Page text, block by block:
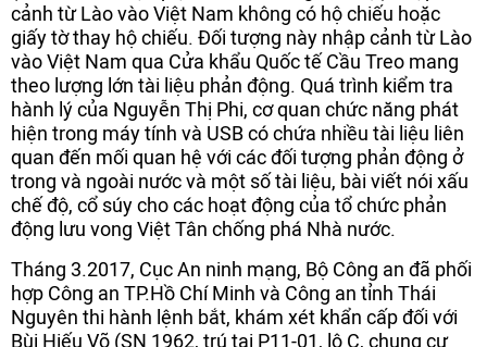
cảnh từ Lào vào Việt Nam không có hộ chiếu hoặc
giấy tờ thay hộ chiếu. Đối tượng này nhập cảnh từ Lào
vào Việt Nam qua Cửa khẩu Quốc tế Cầu Treo mang
theo lượng lớn tài liệu phản động. Quá trình kiểm tra
hành lý của Nguyễn Thị Phi, cơ quan chức năng phát
hiện trong máy tính và USB có chứa nhiều tài liệu liên
quan đến mối quan hệ với các đối tượng phản động ở
trong và ngoài nước và một số tài liệu, bài viết nói xấu
chế độ, cổ súy cho các hoạt động của tổ chức phản
động lưu vong Việt Tân chống phá Nhà nước.
Tháng 3.2017, Cục An ninh mạng, Bộ Công an đã phối
hợp Công an TP.Hồ Chí Minh và Công an tỉnh Thái
Nguyên thi hành lệnh bắt, khám xét khẩn cấp đối với
Bùi Hiếu Võ (SN 1962, trú tại P11-01, lô C, chung cư